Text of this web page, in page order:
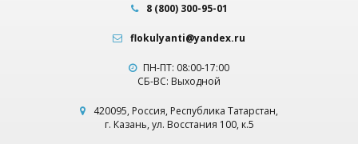
8 (800) 300-95-01
flokulyanti@yandex.ru
ПН-ПТ: 08:00-17:00
СБ-ВС: Выходной
420095, Россия, Республика Татарстан,
г. Казань,ул. Восстания 100, к.5